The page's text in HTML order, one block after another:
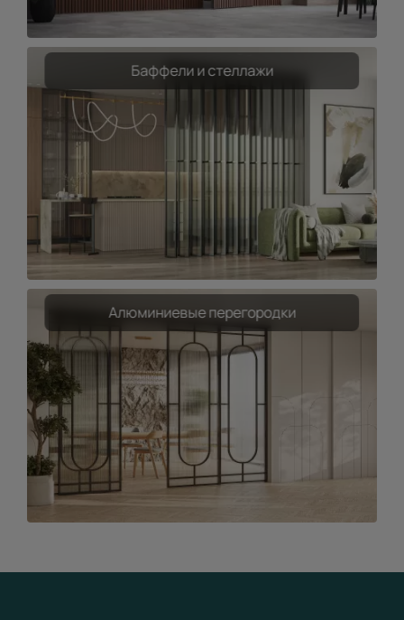
Баффели и стеллажи
Алюминиевые перегородки